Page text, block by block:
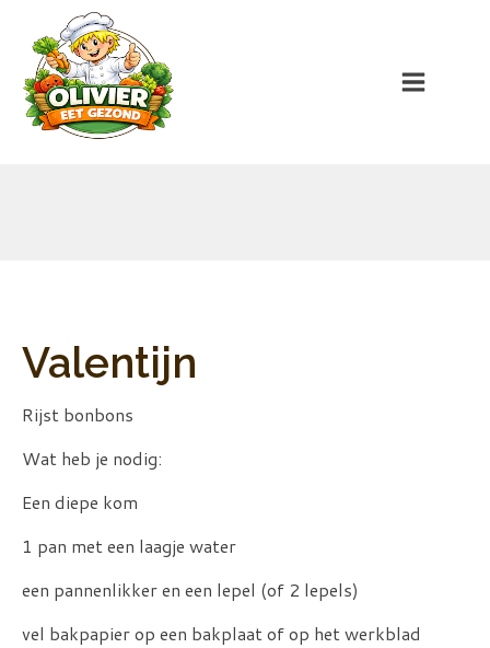
Valentijn
Rijst bonbons
Wat heb je nodig:
Een diepe kom
1 pan met een laagje water
een pannenlikker en een lepel (of 2 lepels)
vel bakpapier op een bakplaat of op het werkblad